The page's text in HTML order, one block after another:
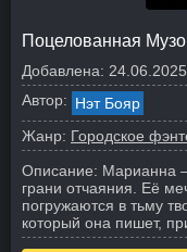
Поцелованная
Добавлена: 24.06.2025
Автор: Нэт Бояр
Жанр: Городское
Описание: Марианна
грани отчаяния. Её
погружаются в тьму
который она пишет,